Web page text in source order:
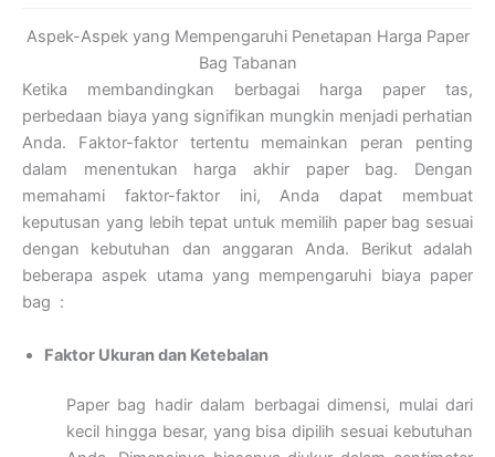
Aspek-Aspek yang Mempengaruhi Penetapan Harga Paper
Bag Tabanan
Ketika membandingkan berbagai harga paper tas,
perbedaan biaya yang signifikan mungkin menjadi perhatian
Anda. Faktor-faktor tertentu memainkan peran penting
dalam menentukan harga akhir paper bag. Dengan
memahami faktor-faktor ini, Anda dapat membuat
keputusan yang lebih tepat untuk memilih paper bag sesuai
dengan kebutuhan dan anggaran Anda. Berikut adalah
beberapa aspek utama yang mempengaruhi biaya paper
bag :
Faktor Ukuran dan Ketebalan
Paper bag hadir dalam berbagai dimensi, mulai dari
kecil hingga besar, yang bisa dipilih sesuai kebutuhan